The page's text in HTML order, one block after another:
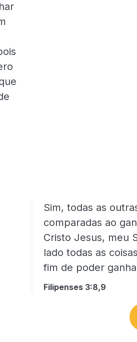
Sim, todas as
comparadas ao
Cristo Jesus, meu
lado todas as
fim de poder
Filipenses 3:8,9